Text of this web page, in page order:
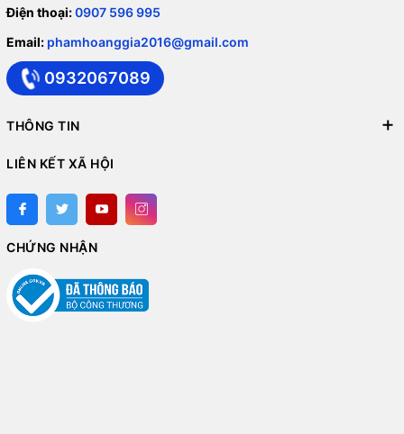
Điện thoại:0907 596 995
Email: phamhoanggia2016@gmail.com
0932067089
THÔNG TIN
LIÊN KẾT XÃ HỘI
CHỨNG NHẬN